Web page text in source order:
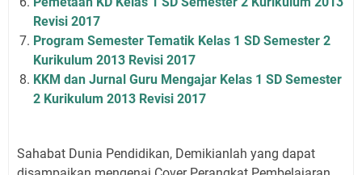
Revisi 2017
Program Semester Tematik Kelas 1 SD Semester 2
Kurikulum 2013 Revisi 2017
KKM dan Jurnal Guru Mengajar Kelas 1 SD Semester
2 Kurikulum 2013 Revisi 2017
Sahabat Dunia Pendidikan, Demikianlah yang dapat